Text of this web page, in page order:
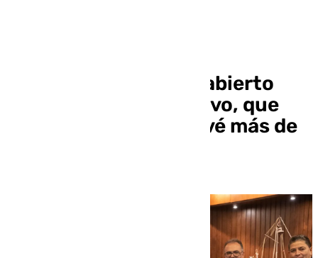
Plazo de inscripción abierto
para la Carrera del Pavo, que
cumple 41 años y prevé más de